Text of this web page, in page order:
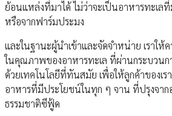
ย้อนแหล่งที่มาได้ ไม่ว่าจะเป็นอาหารทะเล
หรือจากฟาร์มประมง
และในฐานะผู้นำเข้าและจัดจำหน่าย เราให้
ในคุณภาพของอาหารทะเล ที่ผ่านกระบวนก
ด้วยเทคโนโลยีที่ทันสมัย เพื่อให้ลูกค้าของเ
อาหารที่มีประโยชน์ในทุก ๆ จาน ที่ปรุงจาก
ธรรมชาติซีฟู้ด